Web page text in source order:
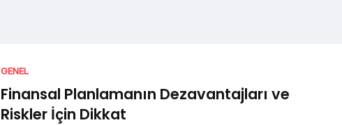
GENEL
Finansal Planlamanın Dezavantajları ve
Riskler İçin Dikkat